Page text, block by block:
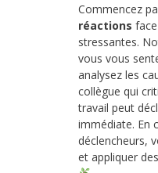
Commencez
réactions
stressantes.
vous vous
analysez les
collègue qui
travail peut
immédiate. En
déclencheurs,
et appliquer